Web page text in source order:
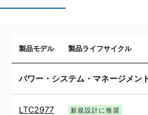
製品モデル 製品ライフサイクル
パワー・システム・マネージメン
LTC2977 新規設計に推奨